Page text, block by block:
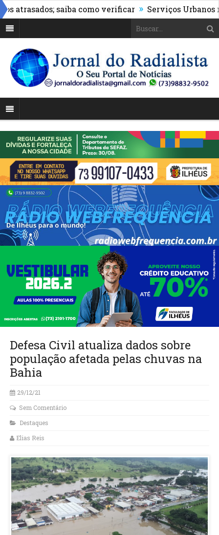
saiba como verificar » Serviços Urbanos
Defesa Civil atualiza dados sobre
população afetada pelas chuvas na
Bahia
29/12/21
Sem Comentário
Destaques
Elias Reis